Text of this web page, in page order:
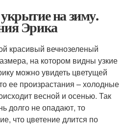
на зиму.
Эрика
красивый вечнозеленый
на котором видны узкие
можно увидеть цветущей
ее произрастания – холодные
весной и осенью. Так
долго не опадают, то
что цветение длится по